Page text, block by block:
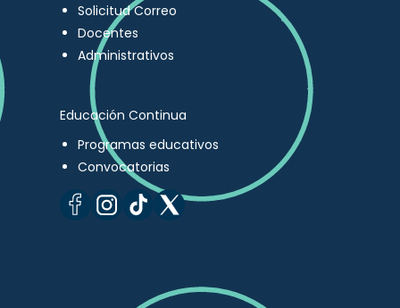
Solicitud Correo
Docentes
Administrativos
Educación Continua
Programas educativos
Convocatorias